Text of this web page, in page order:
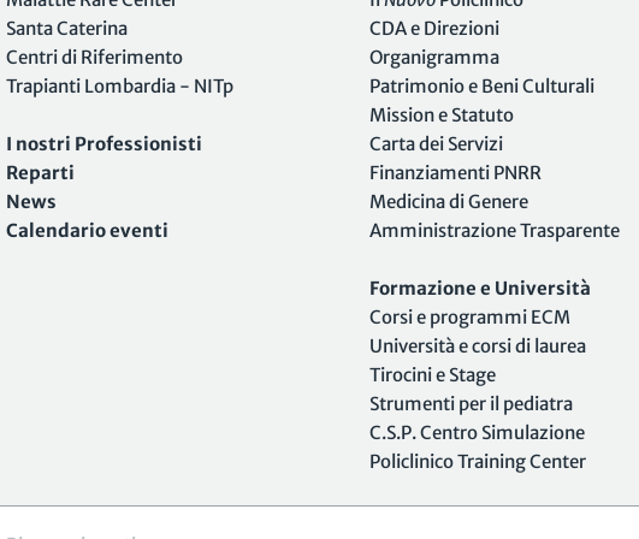
Santa Caterina
Centri di Riferimento
Trapianti Lombardia - NITp
I nostri Professionisti
Reparti
News
Calendario eventi
CDA e Direzioni
Organigramma
Patrimonio e Beni Culturali
Mission e Statuto
Carta dei Servizi
Finanziamenti PNRR
Medicina di Genere
Amministrazione Trasparente
Formazione e Università
Corsi e programmi ECM
Università e corsi di laurea
Tirocini e Stage
Strumenti per il pediatra
C.S.P. Centro Simulazione
Policlinico Training Center